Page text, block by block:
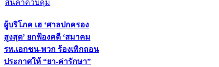
ผู้บริโภค เฮ ‘ศาลปกครอง
สูงสุด’ ยกฟ้องคดี ‘สมาคม
รพ.เอกชน-พวก ร้องเพิกถอน
ประกาศให้ “ยา-ค่ารักษา”